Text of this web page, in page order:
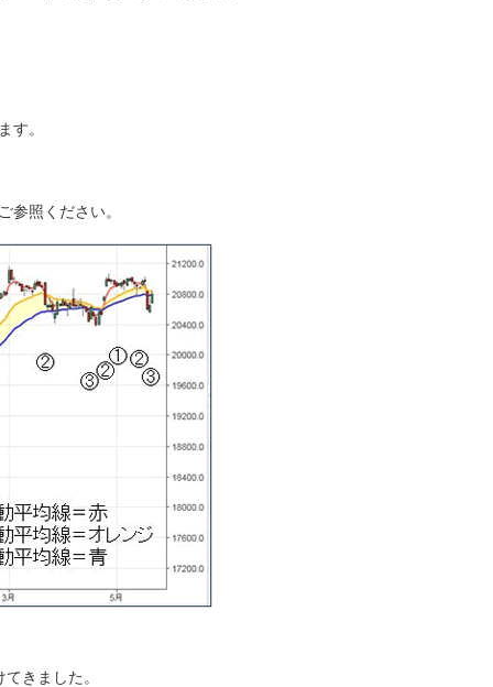
す。
照ください。
きました。